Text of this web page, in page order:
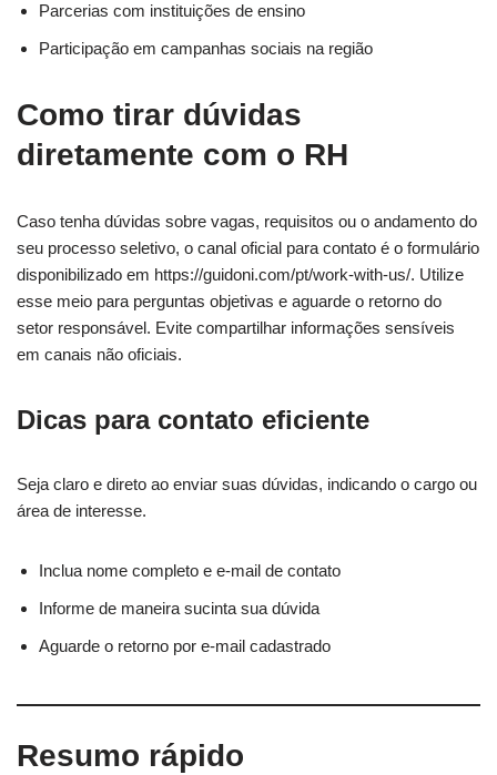
Parcerias com instituições de ensino
Participação em campanhas sociais na região
Como tirar dúvidas
diretamente com o RH
Caso tenha dúvidas sobre vagas, requisitos ou o andamento do
seu processo seletivo, o canal oficial para contato é o formulário
disponibilizado em https://guidoni.com/pt/work-with-us/. Utilize
esse meio para perguntas objetivas e aguarde o retorno do
setor responsável. Evite compartilhar informações sensíveis
em canais não oficiais.
Dicas para contato eficiente
Seja claro e direto ao enviar suas dúvidas, indicando o cargo ou
área de interesse.
Inclua nome completo e e-mail de contato
Informe de maneira sucinta sua dúvida
Aguarde o retorno por e-mail cadastrado
Resumo rápido